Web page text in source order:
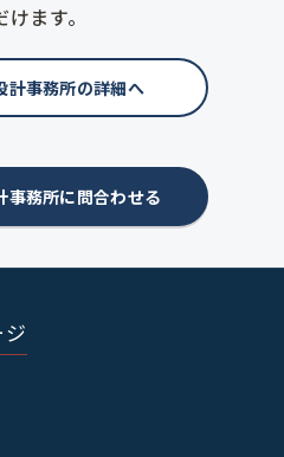
ます。
計事務所の詳細へ
事務所に問合わせる